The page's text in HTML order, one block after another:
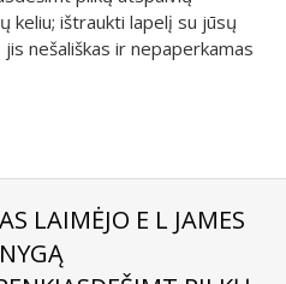
keliu; ištraukti lapelį su jūsų
nešališkas ir nepaperkamas
LAIMĖJO E L JAMES